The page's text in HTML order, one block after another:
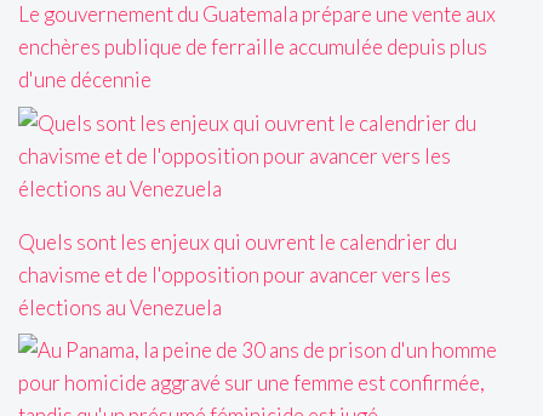
Le gouvernement du Guatemala prépare une vente aux
enchères publique de ferraille accumulée depuis plus
d'une décennie
Quels sont les enjeux qui ouvrent le calendrier du
chavisme et de l'opposition pour avancer vers les
élections au Venezuela